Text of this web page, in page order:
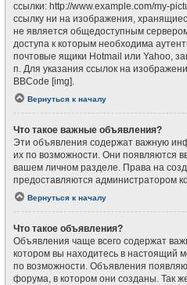
ссылки: http://www.example.com/my-
ссылку ни на изображения,
не является общедоступным
доступа к которым необходима
почтовые ящики Hotmail или Yahoo,
п. Для указания ссылок на
BBCode [img].
Вернуться к началу
Что такое важные объявления?
Эти объявления содержат важную
их по возможности. Они появляются
вашем личном разделе. Права на
предоставляются администратором
Вернуться к началу
Что такое объявления?
Объявления чаще всего содержат
котором вы находитесь в настоящий
по возможности. Объявления
форума, в котором они созданы. Так